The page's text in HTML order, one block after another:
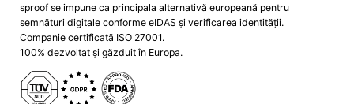
sproof se impune ca principala alternativă europeană pentru
semnături digitale conforme eIDAS și verificarea identității.
Companie certificată ISO 27001.
100% dezvoltat și găzduit în Europa.